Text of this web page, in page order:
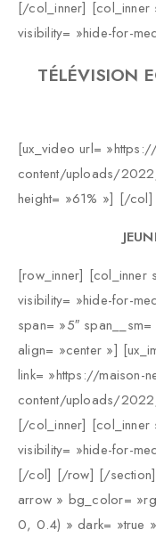
[/col_inner] [col_inner
visibility= »hide-for-
TÉLÉVISION
[ux_video url=
content/uploads/
height= »61% »] [/col]
[row_inner] [col_inner
visibility= »hide-for-
span= »5″
align= »center »]
link= »https://maison-
content/uploads/2022/
[/col_inner] [col_inner
visibility= »hide-for-
[/col] [/row] [/section]
arrow » bg_color=
0, 0.4) » dark= »true